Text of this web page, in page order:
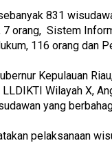
831
orang, Sistem
116 orang dan
Kepulauan
Wilayah X,
yang
pelaksanaan